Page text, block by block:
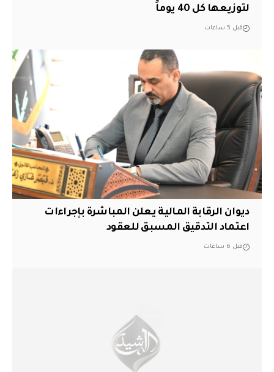
لتوزيعها كل 40 يوماً
قبل 5 ساعات
ديوان الرقابة المالية يعلن المباشرة بإجراءات
اعتماد التدقيق المسبق للعقود
قبل 6 ساعات